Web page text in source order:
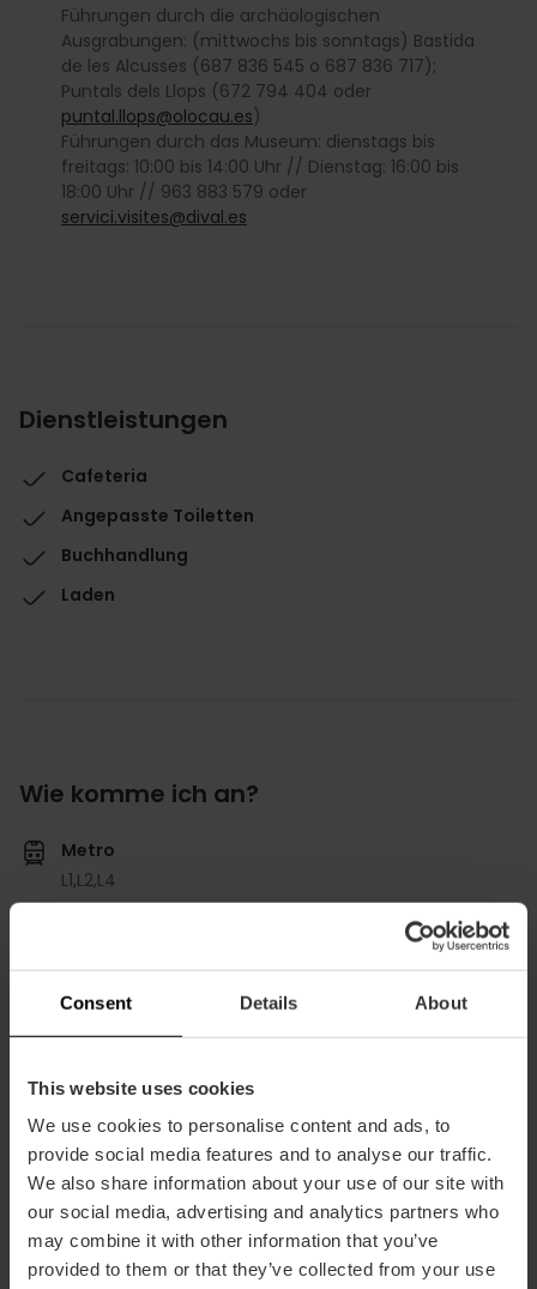
Consent Details About
This website uses cookies
We use cookies to personalise content and ads, to
provide social media features and to analyse our traffic.
We also share information about your use of our site with
our social media, advertising and analytics partners who
may combine it with other information that you’ve
provided to them or that they’ve collected from your use
Führungen durch die archäologischen
Ausgrabungen: (mittwochs bis sonntags) Bastida
de les Alcusses (687 836 545 o 687 836 717);
Puntals dels Llops (672 794 404 oder
puntal.llops@olocau.es)
Führungen durch das Museum: dienstags bis
freitags: 10:00 bis 14:00 Uhr // Dienstag: 16:00 bis
18:00 Uhr // 963 883 579 oder
servici.visites@dival.es
Dienstleistungen
Cafeteria
Angepasste Toiletten
Buchhandlung
Laden
Wie komme ich an?
Metro
L1,L2,L4